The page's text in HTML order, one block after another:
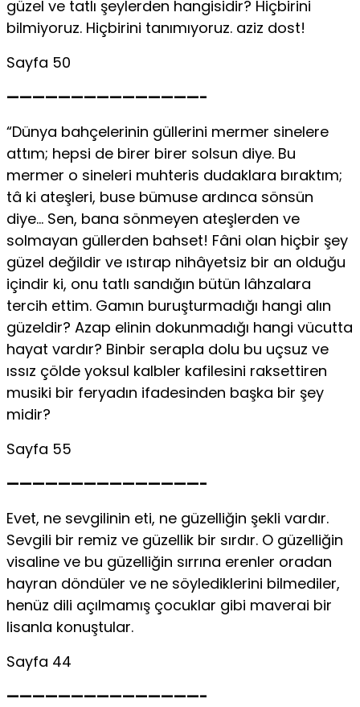
güzel ve tatlı şeylerden hangisidir? Hiçbirini
bilmiyoruz. Hiçbirini tanımıyoruz. aziz dost!
Sayfa 50
———————————————-
“Dünya bahçelerinin güllerini mermer sinelere
attım; hepsi de birer birer solsun diye. Bu
mermer o sineleri muhteris dudaklara bıraktım;
tâ ki ateşleri, buse bümuse ardınca sönsün
diye… Sen, bana sönmeyen ateşlerden ve
solmayan güllerden bahset! Fâni olan hiçbir şey
güzel değildir ve ıstırap nihâyetsiz bir an olduğu
içindir ki, onu tatlı sandığın bütün lâhzalara
tercih ettim. Gamın buruşturmadığı hangi alın
güzeldir? Azap elinin dokunmadığı hangi vücutta
hayat vardır? Binbir serapla dolu bu uçsuz ve
ıssız çölde yoksul kalbler kafilesini raksettiren
musiki bir feryadın ifadesinden başka bir şey
midir?
Sayfa 55
———————————————-
Evet, ne sevgilinin eti, ne güzelliğin şekli vardır.
Sevgili bir remiz ve güzellik bir sırdır. O güzelliğin
visaline ve bu güzelliğin sırrına erenler oradan
hayran döndüler ve ne söylediklerini bilmediler,
henüz dili açılmamış çocuklar gibi maverai bir
lisanla konuştular.
Sayfa 44
———————————————-